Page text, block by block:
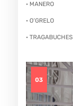
· MANERO
· O’GRELO
· TRAGABUCHES
03